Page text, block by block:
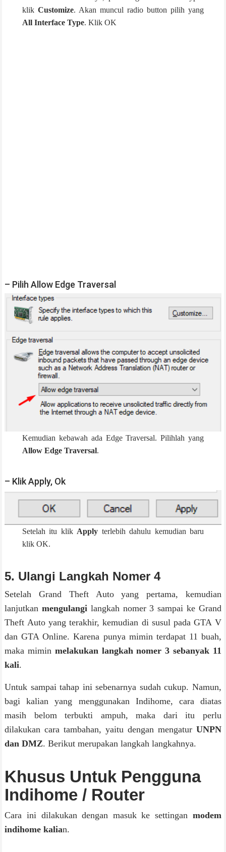
klik Customize. Akan muncul radio button pilih yang
All Interface Type. Klik OK
– Pilih Allow Edge Traversal
Kemudian kebawah ada Edge Traversal. Pilihlah yang
Allow Edge Traversal.
– Klik Apply, Ok
Setelah itu klik Apply terlebih dahulu kemudian baru
klik OK.
5. Ulangi Langkah Nomer 4
Setelah Grand Theft Auto yang pertama, kemudian
lanjutkanmengulangi langkah nomer 3 sampai ke Grand
Theft Auto yang terakhir, kemudian di susul pada GTA V
dan GTA Online. Karena punya mimin terdapat 11 buah,
maka mimin melakukan langkah nomer 3 sebanyak 11
kali.
Untuk sampai tahap ini sebenarnya sudah cukup. Namun,
bagi kalian yang menggunakan Indihome, cara diatas
masih belom terbukti ampuh, maka dari itu perlu
dilakukan cara tambahan, yaitu dengan mengatur UNPN
dan DMZ. Berikut merupakan langkah langkahnya.
Khusus Untuk Pengguna
Indihome / Router
Cara ini dilakukan dengan masuk ke settingan modem
indihome kalian.